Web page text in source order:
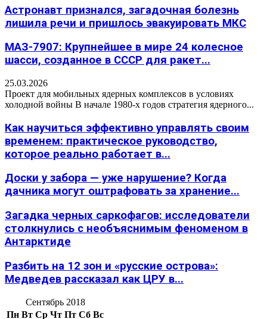
Астронавт признался, загадочная болезнь
лишила речи и пришлось эвакуировать МКС
МАЗ-7907: Крупнейшее в мире 24 колесное
шасси, созданное в СССР для ракет...
25.03.2026
Проект для мобильных ядерных комплексов в условиях
холодной войны В начале 1980-х годов стратегия ядерного...
Как научиться эффективно управлять своим
временем: практическое руководство,
которое реально работает в...
Доски у забора — уже нарушение? Когда
дачника могут оштрафовать за хранение...
Загадка черных саркофагов: исследователи
столкнулись с необъяснимым феноменом в
Антарктиде
Разбить на 12 зон и «русские острова»:
Медведев рассказал как ЦРУ в...
Сентябрь 2018
Пн Вт Ср Чт Пт Сб Вс